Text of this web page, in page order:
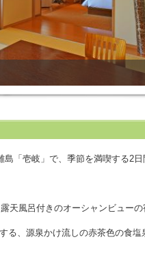
「壱岐」で、季節を満喫する2日
天風呂付きのオーシャンビュー
る、源泉かけ流しの赤茶色の食